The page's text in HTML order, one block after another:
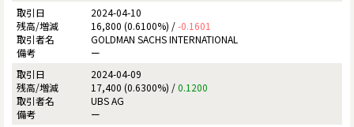
2024-04-10
16,800 (0.6100%) /-0.1601
GOLDMAN SACHS INTERNATIONAL
ー
2024-04-09
17,400 (0.6300%) /0.1200
UBS AG
ー